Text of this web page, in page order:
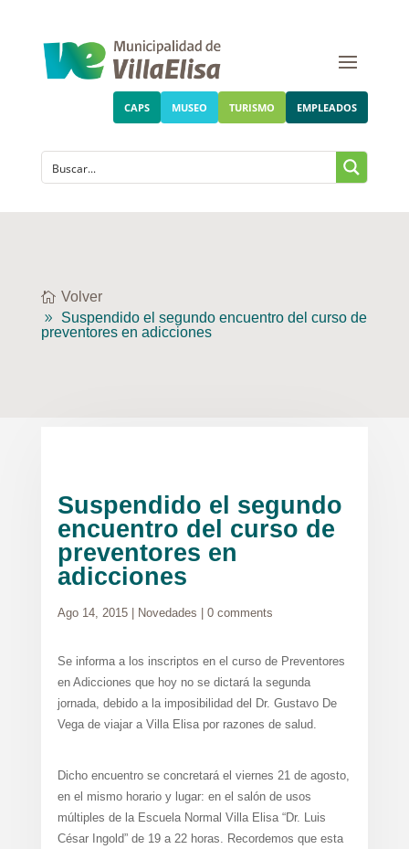
CAPS MUSEO TURISMO EMPLEADOS
Volver
Suspendido el segundo encuentro del curso de
preventores en adicciones
Suspendido el segundo
encuentro del curso de
preventores en
adicciones
Ago 14, 2015| Novedades 0 comments
Se informa a los inscriptos en el curso de Preventores
en Adicciones que hoy no se dictará la segunda
jornada, debido a la imposibilidad del Dr. Gustavo De
Vega de viajar a Villa Elisa por razones de salud.
Dicho encuentro se concretará el viernes 21 de agosto,
en el mismo horario y lugar: en el salón de usos
múltiples de la Escuela Normal Villa Elisa “Dr. Luis
César Ingold” de 19 a 22 horas. Recordemos que esta